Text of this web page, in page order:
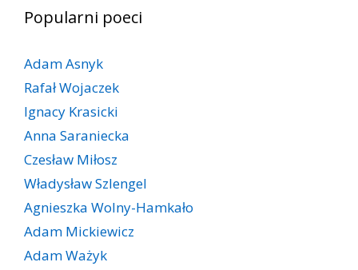
Popularni poeci
Adam Asnyk
Rafał Wojaczek
Ignacy Krasicki
Anna Saraniecka
Czesław Miłosz
Władysław Szlengel
Agnieszka Wolny-Hamkało
Adam Mickiewicz
Adam Ważyk